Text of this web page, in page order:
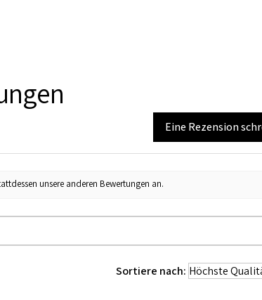
Eine Rezension
unsere anderen Bewertungen an.
Sortiere nach: